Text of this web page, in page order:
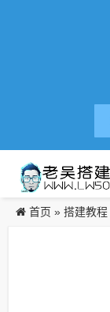
首页 » 搭建教程